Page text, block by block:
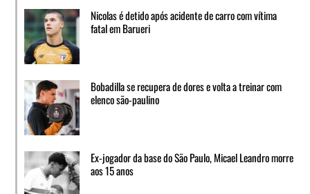
Nicolas é detido após acidente de carro com vítima
fatal em Barueri
Bobadilla se recupera de dores e volta a treinar com
elenco são-paulino
Ex-jogador da base do São Paulo, Micael Leandro morre
aos 15 anos